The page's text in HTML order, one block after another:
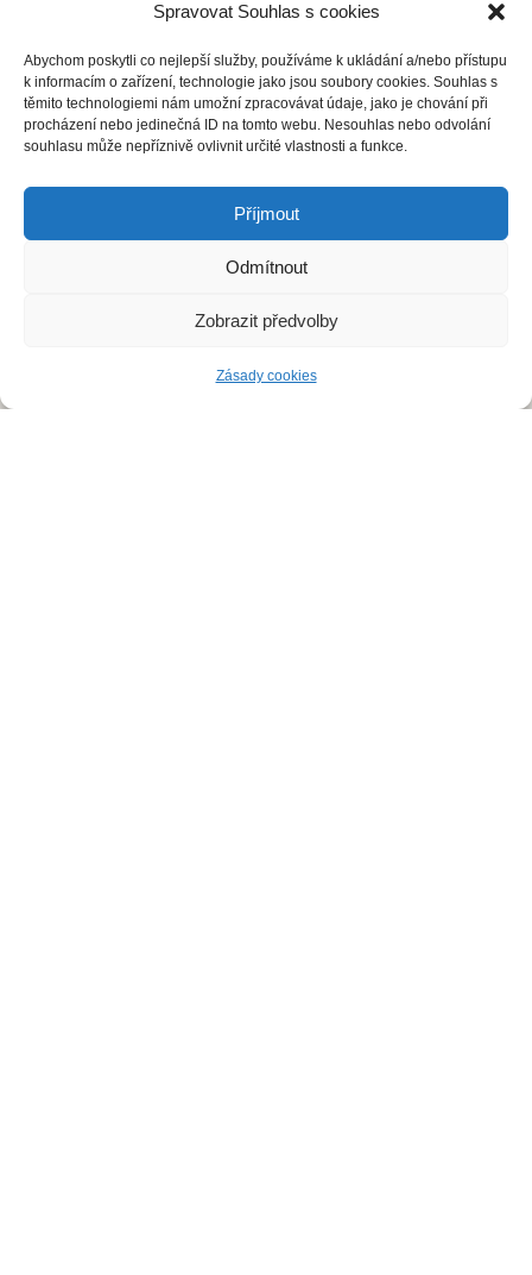
Spravovat Souhlas s cookies
Abychom poskytli co nejlepší služby, používáme k ukládání a/nebo přístupu
k informacím o zařízení, technologie jako jsou soubory cookies. Souhlas s
těmito technologiemi nám umožní zpracovávat údaje, jako je chování při
procházení nebo jedinečná ID na tomto webu. Nesouhlas nebo odvolání
souhlasu může nepříznivě ovlivnit určité vlastnosti a funkce.
Příjmout
Odmítnout
Zobrazit předvolby
Zásady cookies
Zapsáno u Krajského soudu v Ostravě, oddíl
C, vložka 64695.
Ochrana osobních údajů
S čím vám pomůžeme?